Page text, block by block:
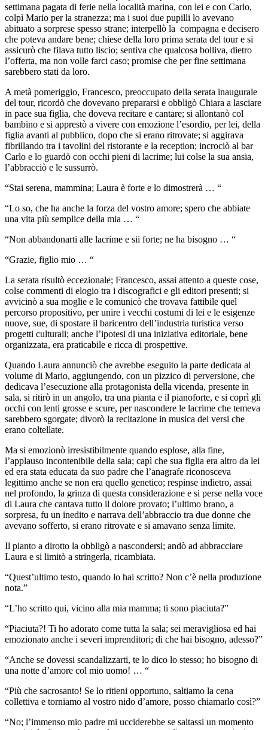
settimana pagata di ferie nella località marina, con lei e con Carlo,
colpì Mario per la stranezza; ma i suoi due pupilli lo avevano
abituato a sorprese spesso strane; interpellò la compagna e decisero
che poteva andare bene; chiese della loro prima serata del tour e si
assicurò che filava tutto liscio; sentiva che qualcosa bolliva, dietro
l’offerta, ma non volle farci caso; promise che per fine settimana
sarebbero stati da loro.
A metà pomeriggio, Francesco, preoccupato della serata inaugurale
del tour, ricordò che dovevano prepararsi e obbligò Chiara a lasciare
in pace sua figlia, che doveva recitare e cantare; si allontanò col
bambino e si apprestò a vivere con emozione l’esordio, per lei, della
figlia avanti al pubblico, dopo che si erano ritrovate; si aggirava
fibrillando tra i tavolini del ristorante e la reception; incrociò al bar
Carlo e lo guardò con occhi pieni di lacrime; lui colse la sua ansia,
l’abbracciò e le sussurrò.
“Stai serena, mammina; Laura è forte e lo dimostrerà … “
“Lo so, che ha anche la forza del vostro amore; spero che abbiate
una vita più semplice della mia … “
“Non abbandonarti alle lacrime e sii forte; ne ha bisogno … “
“Grazie, figlio mio … “
La serata risultò eccezionale; Francesco, assai attento a queste cose,
colse commenti di elogio tra i discografici e gli editori presenti; si
avvicinò a sua moglie e le comunicò che trovava fattibile quel
percorso propositivo, per unire i vecchi costumi di lei e le esigenze
nuove, sue, di spostare il baricentro dell’industria turistica verso
progetti culturali; anche l’ipotesi di una iniziativa editoriale, bene
organizzata, era praticabile e ricca di prospettive.
Quando Laura annunciò che avrebbe eseguito la parte dedicata al
volume di Mario, aggiungendo, con un pizzico di perversione, che
dedicava l’esecuzione alla protagonista della vicenda, presente in
sala, si ritirò in un angolo, tra una pianta e il pianoforte, e si coprì gli
occhi con lenti grosse e scure, per nascondere le lacrime che temeva
sarebbero sgorgate; divorò la recitazione in musica dei versi che
erano coltellate.
Ma si emozionò irresistibilmente quando esplose, alla fine,
l’applauso incontenibile della sala; capì che sua figlia era altro da lei
ed era stata educata da suo padre che l’anagrafe riconosceva
legittimo anche se non era quello genetico; respinse indietro, assai
nel profondo, la grinza di questa considerazione e si perse nella voce
di Laura che cantava tutto il dolore provato; l’ultimo brano, a
sorpresa, fu un inedito e narrava dell’abbraccio tra due donne che
avevano sofferto, si erano ritrovate e si amavano senza limite.
Il pianto a dirotto la obbligò a nascondersi; andò ad abbracciare
Laura e si limitò a stringerla, ricambiata.
“Quest’ultimo testo, quando lo hai scritto? Non c’è nella produzione
nota.”
“L’ho scritto qui, vicino alla mia mamma; ti sono piaciuta?”
“Piaciuta?! Ti ho adorato come tutta la sala; sei meravigliosa ed hai
emozionato anche i severi imprenditori; di che hai bisogno, adesso?”
“Anche se dovessi scandalizzarti, te lo dico lo stesso; ho bisogno di
una notte d’amore col mio uomo! … “
“Più che sacrosanto! Se lo ritieni opportuno, saltiamo la cena
collettiva e torniamo al vostro nido d’amore, posso chiamarlo così?”
“No; l’immenso mio padre mi ucciderebbe se saltassi un momento